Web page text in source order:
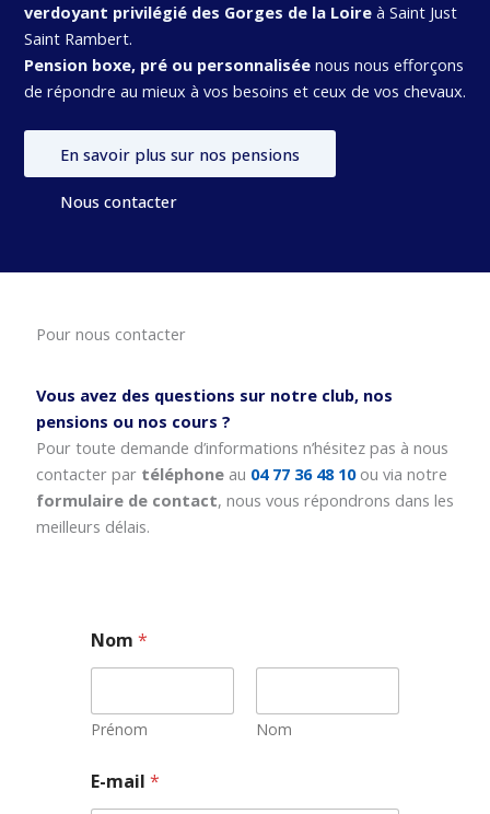
verdoyant privilégié des Gorges de la Loireà Saint Just
Saint Rambert.
Pension boxe, pré ou personnaliséenous nous efforçons
de répondre au mieux à vos besoins et ceux de vos chevaux.
En savoir plus sur nos pensions
Nous contacter
Pour nous contacter
Vous avez des questions sur notre club, nos
pensions ou nos cours ?
Pour toute demande d’informations n’hésitez pas à nous
contacter par téléphoneau 04 77 36 48 10 ou via notre
formulaire de contact, nous vous répondrons dans les
meilleurs délais.
Nom*
Prénom Nom
N
o
E-mail*